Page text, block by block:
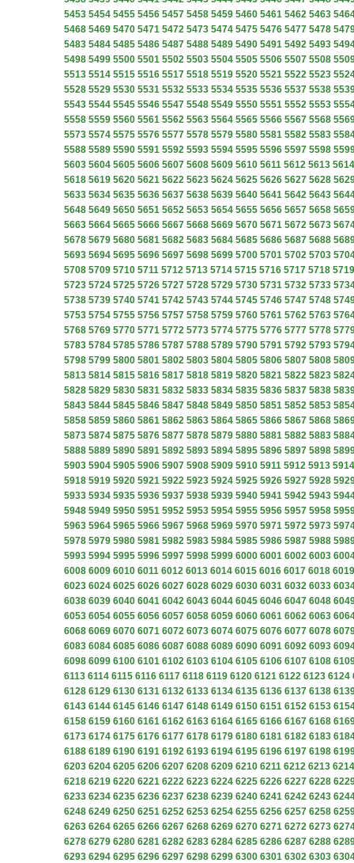
5453 5454 5455 5456 5457 5458 5459 5460 5461 5462 5463
5468 5469 5470 5471 5472 5473 5474 5475 5476 5477 5478
5483 5484 5485 5486 5487 5488 5489 5490 5491 5492 5493
5498 5499 5500 5501 5502 5503 5504 5505 5506 5507 5508
5513 5514 5515 5516 5517 5518 5519 5520 5521 5522 5523
5528 5529 5530 5531 5532 5533 5534 5535 5536 5537 5538
5543 5544 5545 5546 5547 5548 5549 5550 5551 5552 5553
5558 5559 5560 5561 5562 5563 5564 5565 5566 5567 5568
5573 5574 5575 5576 5577 5578 5579 5580 5581 5582 5583
5588 5589 5590 5591 5592 5593 5594 5595 5596 5597 5598
5603 5604 5605 5606 5607 5608 5609 5610 5611 5612 5613 5614
5618 5619 5620 5621 5622 5623 5624 5625 5626 5627 5628
5633 5634 5635 5636 5637 5638 5639 5640 5641 5642 5643
5648 5649 5650 5651 5652 5653 5654 5655 5656 5657 5658
5663 5664 5665 5666 5667 5668 5669 5670 5671 5672 5673
5678 5679 5680 5681 5682 5683 5684 5685 5686 5687 5688
5693 5694 5695 5696 5697 5698 5699 5700 5701 5702 5703
5708 5709 5710 5711 5712 5713 5714 5715 5716 5717 5718 5719
5723 5724 5725 5726 5727 5728 5729 5730 5731 5732 5733
5738 5739 5740 5741 5742 5743 5744 5745 5746 5747 5748
5753 5754 5755 5756 5757 5758 5759 5760 5761 5762 5763
5768 5769 5770 5771 5772 5773 5774 5775 5776 5777 5778
5783 5784 5785 5786 5787 5788 5789 5790 5791 5792 5793
5798 5799 5800 5801 5802 5803 5804 5805 5806 5807 5808
5813 5814 5815 5816 5817 5818 5819 5820 5821 5822 5823
5828 5829 5830 5831 5832 5833 5834 5835 5836 5837 5838
5843 5844 5845 5846 5847 5848 5849 5850 5851 5852 5853
5858 5859 5860 5861 5862 5863 5864 5865 5866 5867 5868
5873 5874 5875 5876 5877 5878 5879 5880 5881 5882 5883
5888 5889 5890 5891 5892 5893 5894 5895 5896 5897 5898
5903 5904 5905 5906 5907 5908 5909 5910 5911 5912 5913 5914
5918 5919 5920 5921 5922 5923 5924 5925 5926 5927 5928
5933 5934 5935 5936 5937 5938 5939 5940 5941 5942 5943
5948 5949 5950 5951 5952 5953 5954 5955 5956 5957 5958
5963 5964 5965 5966 5967 5968 5969 5970 5971 5972 5973
5978 5979 5980 5981 5982 5983 5984 5985 5986 5987 5988
5993 5994 5995 5996 5997 5998 5999 6000 6001 6002 6003
6008 6009 6010 6011 6012 6013 6014 6015 6016 6017 6018 6019
6023 6024 6025 6026 6027 6028 6029 6030 6031 6032 6033
6038 6039 6040 6041 6042 6043 6044 6045 6046 6047 6048
6053 6054 6055 6056 6057 6058 6059 6060 6061 6062 6063
6068 6069 6070 6071 6072 6073 6074 6075 6076 6077 6078
6083 6084 6085 6086 6087 6088 6089 6090 6091 6092 6093
6098 6099 6100 6101 6102 6103 6104 6105 6106 6107 6108
6113 6114 6115 6116 6117 6118 6119 6120 6121 6122 6123 6124
6128 6129 6130 6131 6132 6133 6134 6135 6136 6137 6138
6143 6144 6145 6146 6147 6148 6149 6150 6151 6152 6153
6158 6159 6160 6161 6162 6163 6164 6165 6166 6167 6168
6173 6174 6175 6176 6177 6178 6179 6180 6181 6182 6183
6188 6189 6190 6191 6192 6193 6194 6195 6196 6197 6198
6203 6204 6205 6206 6207 6208 6209 6210 6211 6212 6213 6214
6218 6219 6220 6221 6222 6223 6224 6225 6226 6227 6228
6233 6234 6235 6236 6237 6238 6239 6240 6241 6242 6243
6248 6249 6250 6251 6252 6253 6254 6255 6256 6257 6258
6263 6264 6265 6266 6267 6268 6269 6270 6271 6272 6273
6278 6279 6280 6281 6282 6283 6284 6285 6286 6287 6288
6293 6294 6295 6296 6297 6298 6299 6300 6301 6302 6303